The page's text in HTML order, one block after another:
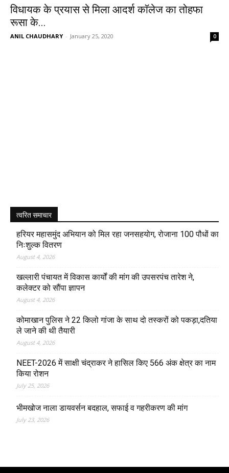
विधायक के प्रयास से मिला आदर्श काॅलेज का तोहफा
रूसा के...
ANIL CHAUDHARY - January 25, 2020 0
त्वरित समाचार
हरियर महासमुंद अभियान को मिल रहा जनसहयोग, रोजाना 100 पौधों का
निःशुल्क वितरण
August 4, 2026
खल्लारी पंचायत में विकास कार्यों की मांग की उपसरपंच तारेश ने,
कलेक्टर को सौंपा ज्ञापन
August 4, 2026
कोमाखान पुलिस ने 22 किलो गांजा के साथ दो तस्करों को पकड़ा,दतिया
ले जाने की थी तैयारी
August 4, 2026
NEET-2026 में साक्षी चंद्राकर ने हासिल किए 566 अंक क्षेत्र का नाम
किया रोशन
July 25, 2026
भीमखोज नाला डायवर्सन बदहाल, सफाई व गहरीकरण की मांग
July 23, 2026